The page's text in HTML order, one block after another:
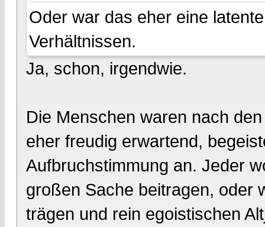
Oder war das eher eine
Verhältnissen.
Ja, schon, irgendwie.
Die Menschen waren nach
eher freudig erwartend,
Aufbruchstimmung an. Jeder
großen Sache beitragen, oder
trägen und rein egoistischen